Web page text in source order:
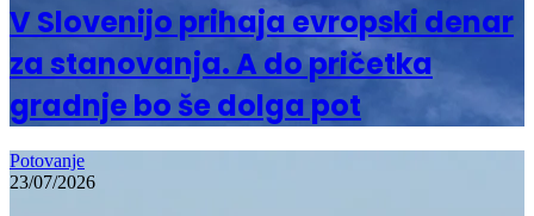
V Slovenijo prihaja evropski denar
za stanovanja. A do pričetka
gradnje bo še dolga pot
Potovanje
23/07/2026